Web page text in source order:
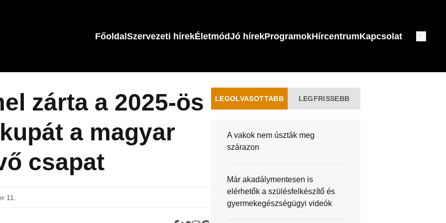
FőoldalSzervezeti hírekÉletmódJó hírekProgramokHírcentrumKapcsolat
zárta a 2025-ös
a magyar
csapat
11.
LEGOLVASOTTABB LEGFRISSEBB
A vakok nem úszták meg
szárazon
Már akadálymentesen is
elérhetők a szülésfelkészítő és
gyermekegészségügyi videók